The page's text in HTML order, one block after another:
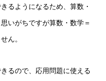
るようになるため、算数・
いがちですが算数・数学＝
ん。
るので、応用問題に使える